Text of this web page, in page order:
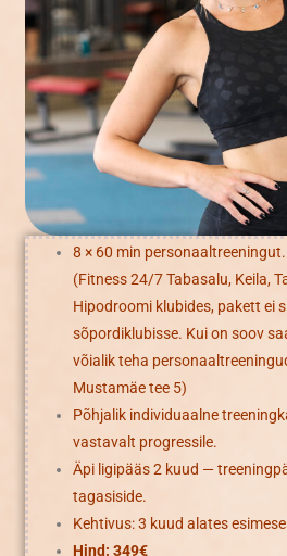
8 × 60 min
(Fitness 24/7 Tabasalu, Keila,
Hipodroomi klubides, pakett ei
sõpordiklubisse. Kui on soov
võialik teha
Mustamäe tee 5)
Põhjalik individuaalne
vastavalt progressile.
Äpi ligipääs 2 kuud —
tagasiside.
Kehtivus: 3 kuud alates
Hind: 349€